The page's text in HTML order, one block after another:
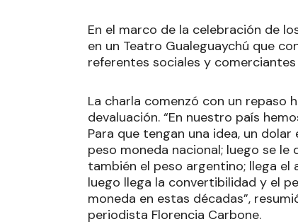
En el marco de la celebración de
en un Teatro Gualeguaychú que
referentes sociales y
La charla comenzó con un
devaluación. “En nuestro país
Para que tengan una idea, un
peso moneda nacional; luego se
también el peso argentino; llega el
luego llega la convertibilidad y el
moneda en estas décadas”,
periodista Florencia Carbone.